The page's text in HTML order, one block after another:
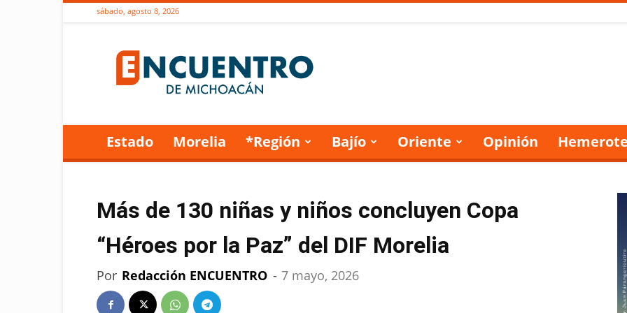
sábado, agosto 8, 2026
de
Michoacán
Estado Morelia *Región Bajío Oriente Opinión
Más de 130 niñas y niños concluyen Copa
“Héroes por la Paz” del DIF Morelia
Por Redacción ENCUENTRO - 7 mayo, 2026